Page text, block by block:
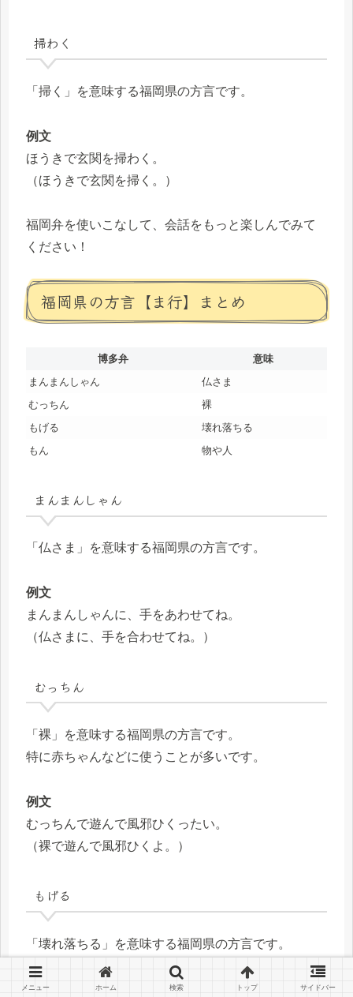
掃わく
「掃く」を意味する福岡県の方言です。
例文
ほうきで玄関を掃わく。
（ほうきで玄関を掃く。）
福岡弁を使いこなして、会話をもっと楽しんでみて
ください！
福岡県の方言【ま行】まとめ
博多弁
意味
まんまんしゃん
仏さま
むっちん
裸
もげる
壊れ落ちる
もん
物や人
まんまんしゃん
「仏さま」を意味する福岡県の方言です。
例文
まんまんしゃんに、手をあわせてね。
（仏さまに、手を合わせてね。）
むっちん
「裸」を意味する福岡県の方言です。
特に赤ちゃんなどに使うことが多いです。
例文
むっちんで遊んで風邪ひくったい。
（裸で遊んで風邪ひくよ。）
もげる
「壊れ落ちる」を意味する福岡県の方言です。
例文
メニュー ホーム 検索 トップ サイドバー